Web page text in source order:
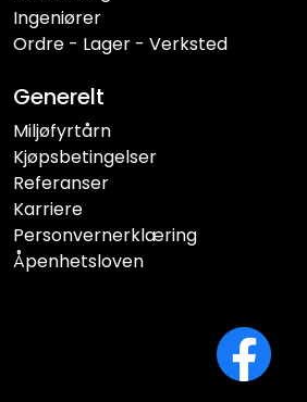
Ingeniører
Ordre - Lager - Verksted
Generelt
Miljøfyrtårn
Kjøpsbetingelser
Referanser
Karriere
Personvernerklæring
Åpenhetsloven